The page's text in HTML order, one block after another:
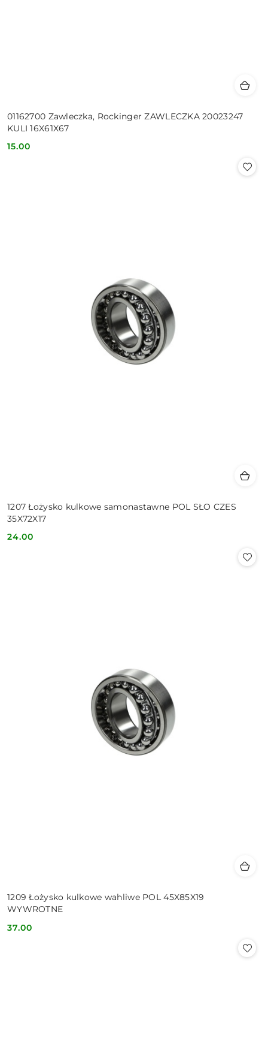
01162700 Zawleczka, Rockinger ZAWLECZKA 20023247
KULI 16X61X67
Cena:
15.00
1207 Łożysko kulkowe samonastawne POL SŁO CZES
35X72X17
Cena:
24.00
1209 Łożysko kulkowe wahliwe POL 45X85X19
WYWROTNE
Cena:
37.00